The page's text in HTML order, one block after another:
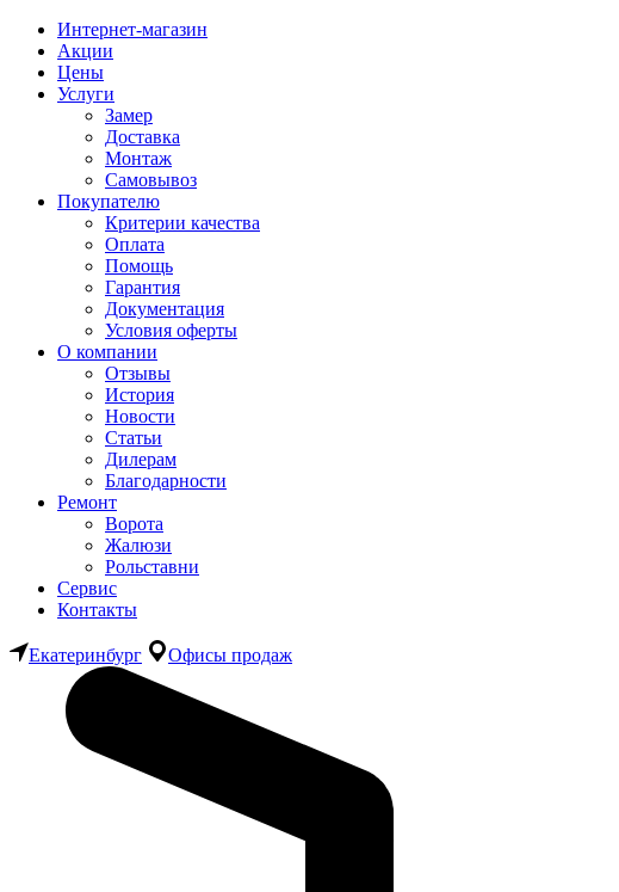
Интернет-магазин
Акции
Цены
Услуги
Замер
Доставка
Монтаж
Самовывоз
Покупателю
Критерии качества
Оплата
Помощь
Гарантия
Документация
Условия оферты
О компании
Отзывы
История
Новости
Статьи
Дилерам
Благодарности
Ремонт
Ворота
Жалюзи
Рольставни
Сервис
Контакты
Екатеринбург Офисы продаж